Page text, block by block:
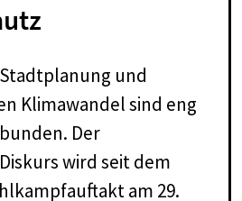
und
Klimawandel sind eng
Der
wird seit dem
am 29.